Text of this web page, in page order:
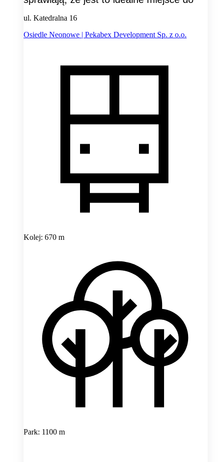
ul. Katedralna 16
Osiedle Neonowe | Pekabex Development Sp. z o.o.
Kolej: 670 m
Park: 1100 m